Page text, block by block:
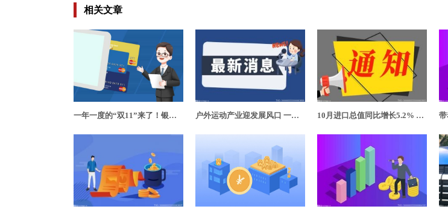
相关文章
一年一度的“双11”来了！银行在垂直化消费场景祭出诸多“新招” 户外运动产业迎发展风口 一幅“五区三带”空间布局拉开大幕 10月进口总值同比增长5.2% 扩大进口只是提供中国大市场吗？